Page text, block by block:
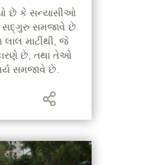
છે કે સન્યાસીઓ
સદ્‍ગુરુ સમજાવે છે
માટીથી, જે
છે, તથા તેઓ
સમજાવે છે.